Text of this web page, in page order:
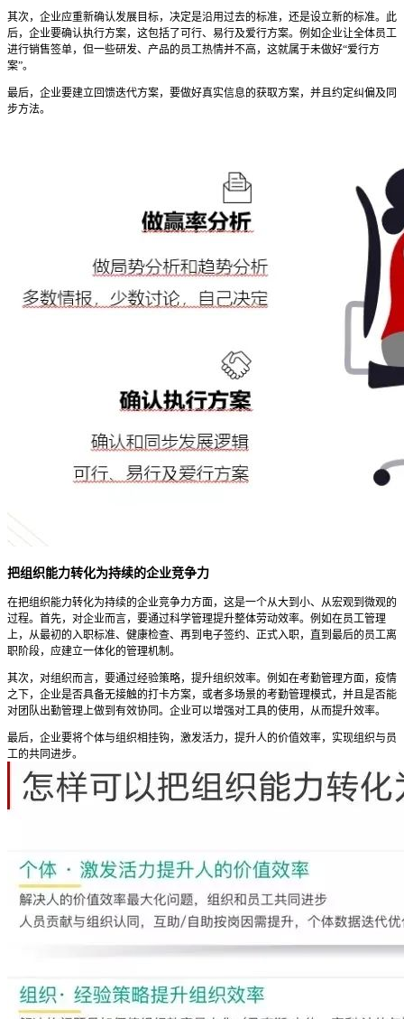
其次，企业应重新确认发展目标，决定是沿用过去的标准，还是设立新的标准。此
后，企业要确认执行方案，这包括了可行、易行及爱行方案。例如企业让全体员工
进行销售签单，但一些研发、产品的员工热情并不高，这就属于未做好“爱行方
案”。
最后，企业要建立回馈迭代方案，要做好真实信息的获取方案，并且约定纠偏及同
步方法。
把组织能力转化为持续的企业竞争力
在把组织能力转化为持续的企业竞争力方面，这是一个从大到小、从宏观到微观的
过程。首先，对企业而言，要通过科学管理提升整体劳动效率。例如在员工管理
上，从最初的入职标准、健康检查、再到电子签约、正式入职，直到最后的员工离
职阶段，应建立一体化的管理机制。
其次，对组织而言，要通过经验策略，提升组织效率。例如在考勤管理方面，疫情
之下，企业是否具备无接触的打卡方案，或者多场景的考勤管理模式，并且是否能
对团队出勤管理上做到有效协同。企业可以增强对工具的使用，从而提升效率。
最后，企业要将个体与组织相挂钩，激发活力，提升人的价值效率，实现组织与员
工的共同进步。